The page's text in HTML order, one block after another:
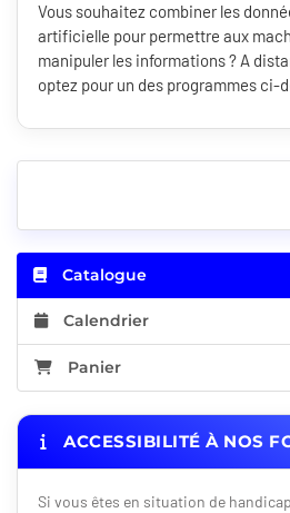
Vous souhaitez combiner les
artificielle pour permettre aux
manipuler les informations ? A
optez pour un des programmes ci-
Catalogue
Calendrier
Panier
ACCESSIBILITÉ À NOS
Si vous êtes en situation de